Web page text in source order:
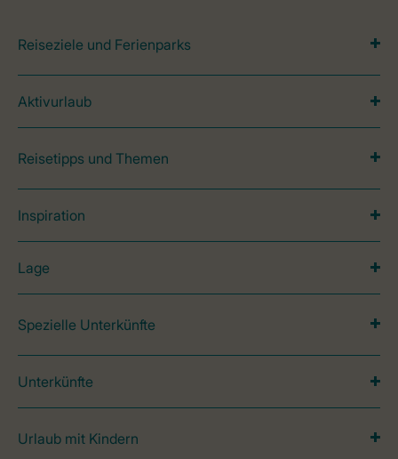
Reiseziele und Ferienparks
Aktivurlaub
Reisetipps und Themen
Inspiration
Lage
Spezielle Unterkünfte
Unterkünfte
Urlaub mit Kindern